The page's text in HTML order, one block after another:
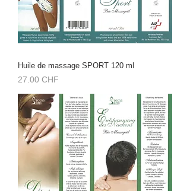
Huile de massage SPORT 120 ml
Prix
27.00 CHF